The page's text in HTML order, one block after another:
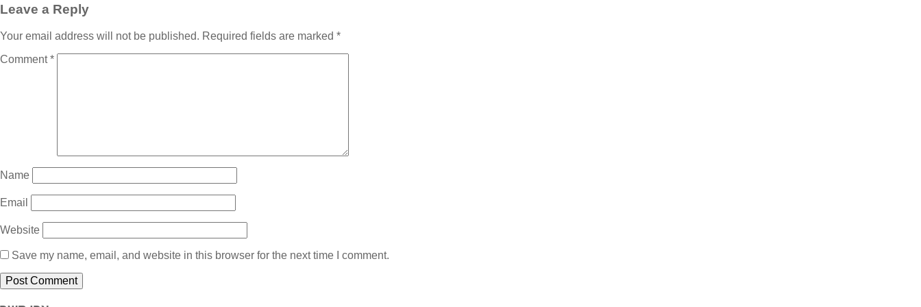
Leave a Reply
Your email address will not be published. Required fields are marked *
Comment*
Name
Email
Website
Save my name, email, and website in this browser for the next time I comment.